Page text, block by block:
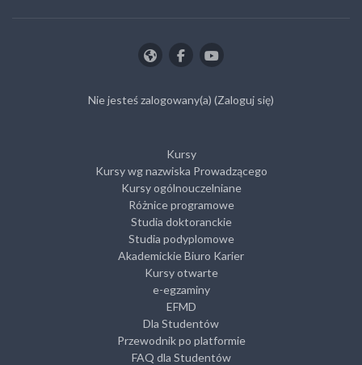
Nie jesteś zalogowany(a) (Zaloguj się)
Kursy
Kursy wg nazwiska Prowadzącego
Kursy ogólnouczelniane
Różnice programowe
Studia doktoranckie
Studia podyplomowe
Akademickie Biuro Karier
Kursy otwarte
e-egzaminy
EFMD
Dla Studentów
Przewodnik po platformie
FAQ dla Studentów